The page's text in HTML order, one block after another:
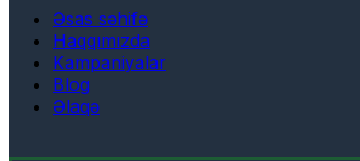
Əsas səhifə
Haqqımızda
Kampaniyalar
Blog
Əlaqə